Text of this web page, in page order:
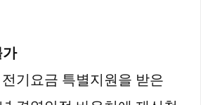
기요금 특별지원을 받은